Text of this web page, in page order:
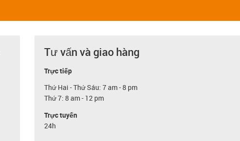
Tư vấn và giao hàng
Trực tiếp
Thứ Hai - Thứ Sáu: 7 am - 8 pm
Thứ 7: 8 am - 12 pm
Trực tuyến
24h